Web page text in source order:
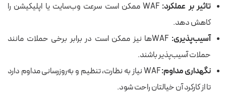
تاثیر بر عملکرد:
WAF ممکن است سرعت وب‌سایت یا اپلیکیشن را
کاهش دهد.
آسیب‌پذیری:
WAF‌ها نیز ممکن است در برابر برخی حملات مانند
حملات آسیب‌پذیر باشند.
نگهداری مداوم:
WAF نیاز به نظارت، تنظیم و به‌روزرسانی مداوم دارد
تا از کارکرد آن خیالتان راحت شود.